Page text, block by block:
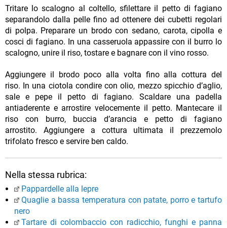
Tritare lo scalogno al coltello, sfilettare il petto di fagiano
separandolo dalla pelle fino ad ottenere dei cubetti regolari
di polpa. Preparare un brodo con sedano, carota, cipolla e
cosci di fagiano. In una casseruola appassire con il burro lo
scalogno, unire il riso, tostare e bagnare con il vino rosso.
Aggiungere il brodo poco alla volta fino alla cottura del
riso. In una ciotola condire con olio, mezzo spicchio d’aglio,
sale e pepe il petto di fagiano. Scaldare una padella
antiaderente e arrostire velocemente il petto. Mantecare il
riso con burro, buccia d’arancia e petto di fagiano
arrostito. Aggiungere a cottura ultimata il prezzemolo
trifolato fresco e servire ben caldo.
Nella stessa rubrica:
Pappardelle alla lepre
Quaglie a bassa temperatura con patate, porro e tartufo
nero
Tartare di colombaccio con radicchio, funghi e panna